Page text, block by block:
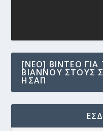
[NEO] ΒΊΝΤΕΟ
ΒΙΆΝΝΟΥ ΣΤΟΥΣ
ΗΣΑΠ